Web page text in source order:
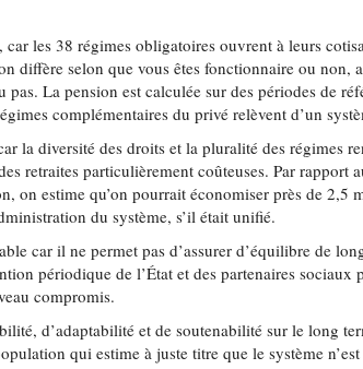
les 38 régimes obligatoires ouvrent à leurs
diffère selon que vous êtes fonctionnaire ou non,
pas. La pension est calculée sur des périodes de
complémentaires du privé relèvent d’un
la diversité des droits et la pluralité des régimes
retraites particulièrement coûteuses. Par rapport
on estime qu’on pourrait économiser près de 2,5
du système, s’il était unifié.
car il ne permet pas d’assurer d’équilibre de
périodique de l’État et des partenaires sociaux
compromis.
d’adaptabilité et de soutenabilité sur le long
qui estime à juste titre que le système n’est